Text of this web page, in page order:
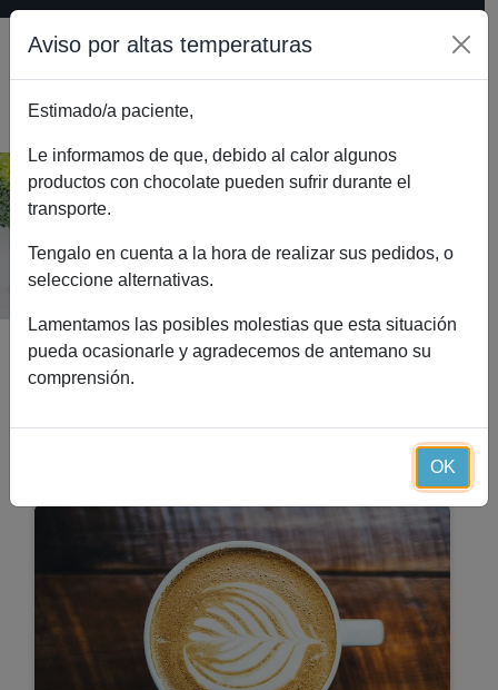
Inicio Blog VERDURAS PRIMAVERALES
El blog de referencia de la dieta
Essential Diet
Aviso por altas temperaturas
Estimado/a paciente,
Le informamos de que, debido al calor algunos
productos con chocolate pueden sufrir durante el
transporte.
Tengalo en cuenta a la hora de realizar sus pedidos, o
seleccione alternativas.
Lamentamos las posibles molestias que esta situación
pueda ocasionarle y agradecemos de antemano su
comprensión.
OK